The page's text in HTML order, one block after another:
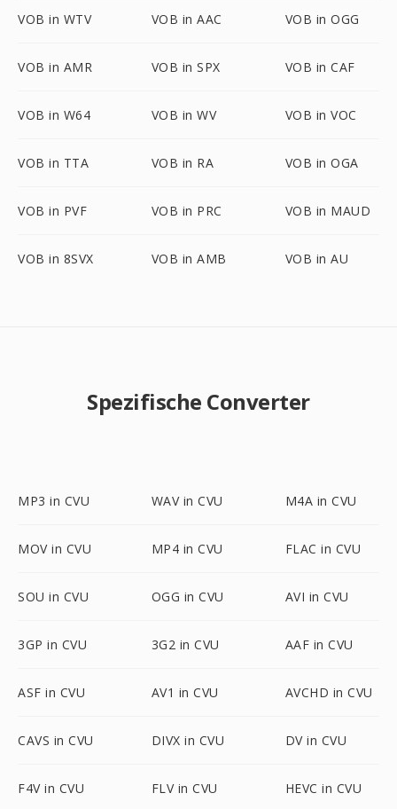
VOB in WTV VOB in AAC VOB in OGG
VOB in AMR VOB in SPX VOB in CAF
VOB in W64 VOB in WV VOB in VOC
VOB in TTA VOB in RA VOB in OGA
VOB in PVF VOB in PRC VOB in MAUD
VOB in 8SVX VOB in AMB VOB in AU
Spezifische Converter
MP3 in CVU WAV in CVU M4A in CVU
MOV in CVU MP4 in CVU FLAC in CVU
SOU in CVU OGG in CVU AVI in CVU
3GP in CVU 3G2 in CVU AAF in CVU
ASF in CVU AV1 in CVU AVCHD in CVU
CAVS in CVU DIVX in CVU DV in CVU
F4V in CVU FLV in CVU HEVC in CVU